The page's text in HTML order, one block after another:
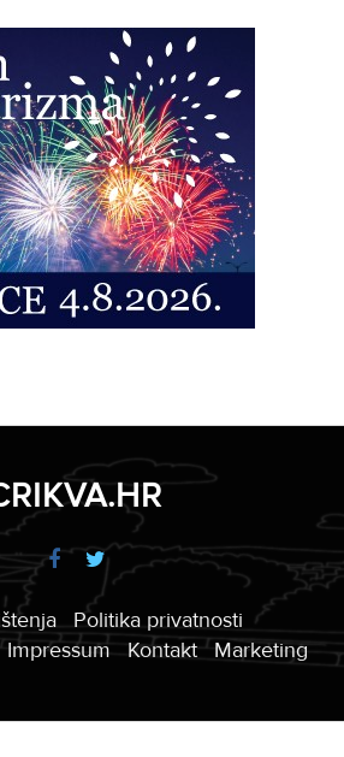
Politika privatnosti
Impressum Kontakt Marketing